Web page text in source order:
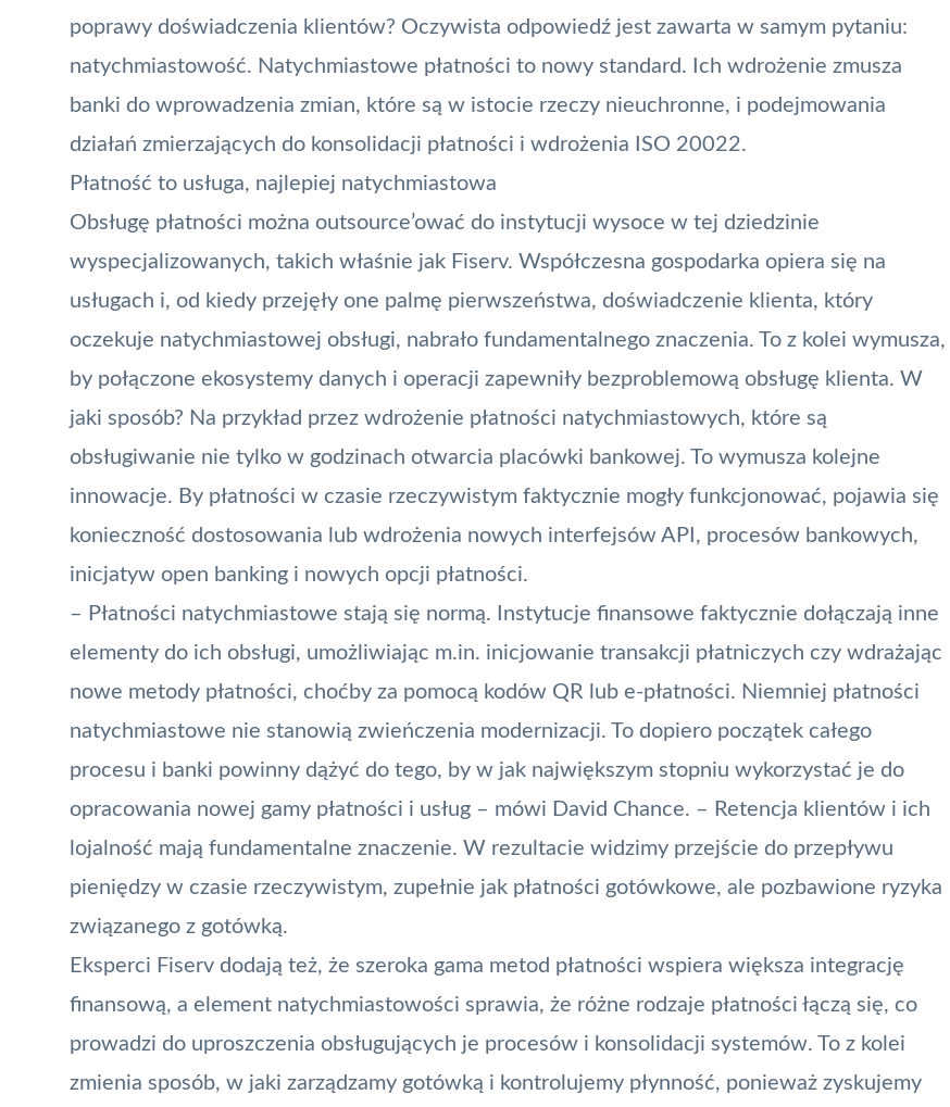
poprawy doświadczenia klientów? Oczywista odpowiedź jest zawarta w samym pytaniu:
natychmiastowość. Natychmiastowe płatności to nowy standard. Ich wdrożenie zmusza
banki do wprowadzenia zmian, które są w istocie rzeczy nieuchronne, i podejmowania
działań zmierzających do konsolidacji płatności i wdrożenia ISO 20022.
Płatność to usługa, najlepiej natychmiastowa
Obsługę płatności można outsource’ować do instytucji wysoce w tej dziedzinie
wyspecjalizowanych, takich właśnie jak Fiserv. Współczesna gospodarka opiera się na
usługach i, od kiedy przejęły one palmę pierwszeństwa, doświadczenie klienta, który
oczekuje natychmiastowej obsługi, nabrało fundamentalnego znaczenia. To z kolei wymusza,
by połączone ekosystemy danych i operacji zapewniły bezproblemową obsługę klienta. W
jaki sposób? Na przykład przez wdrożenie płatności natychmiastowych, które są
obsługiwanie nie tylko w godzinach otwarcia placówki bankowej. To wymusza kolejne
innowacje. By płatności w czasie rzeczywistym faktycznie mogły funkcjonować, pojawia się
konieczność dostosowania lub wdrożenia nowych interfejsów API, procesów bankowych,
inicjatyw open banking i nowych opcji płatności.
– Płatności natychmiastowe stają się normą. Instytucje finansowe faktycznie dołączają inne
elementy do ich obsługi, umożliwiając m.in. inicjowanie transakcji płatniczych czy wdrażając
nowe metody płatności, choćby za pomocą kodów QR lub e-płatności. Niemniej płatności
natychmiastowe nie stanowią zwieńczenia modernizacji. To dopiero początek całego
procesu i banki powinny dążyć do tego, by w jak największym stopniu wykorzystać je do
opracowania nowej gamy płatności i usług – mówi David Chance. – Retencja klientów i ich
lojalność mają fundamentalne znaczenie. W rezultacie widzimy przejście do przepływu
pieniędzy w czasie rzeczywistym, zupełnie jak płatności gotówkowe, ale pozbawione ryzyka
związanego z gotówką.
Eksperci Fiserv dodają też, że szeroka gama metod płatności wspiera większa integrację
finansową, a element natychmiastowości sprawia, że różne rodzaje płatności łączą się, co
prowadzi do uproszczenia obsługujących je procesów i konsolidacji systemów. To z kolei
zmienia sposób, w jaki zarządzamy gotówką i kontrolujemy płynność, ponieważ zyskujemy